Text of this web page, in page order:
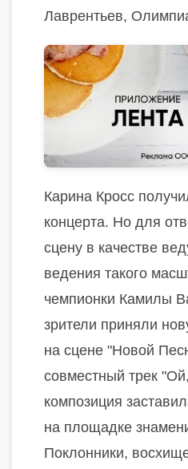
Лаврентьев,
Карина Кросс
концерта. Но для
сцену в качестве
ведения такого
чемпионки Камилы
зрители приняли
на сцене "Новой
совместный трек
композиция
на площадке
Поклонники,